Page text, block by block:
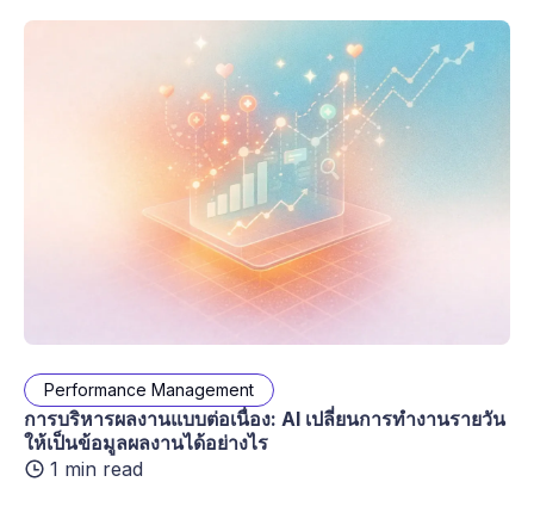
Performance Management
การบริหารผลงานแบบต่อเนื่อง: AI เปลี่ยนการทำงานรายวัน
ให้เป็นข้อมูลผลงานได้อย่างไร
1 min read